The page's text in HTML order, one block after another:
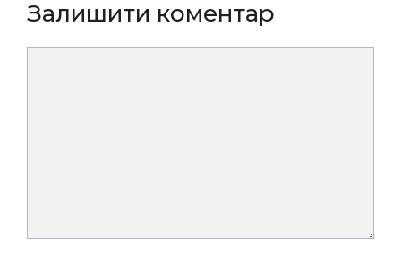
Залишити коментар